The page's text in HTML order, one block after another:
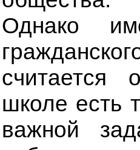
Однако
считается
школе есть
важной